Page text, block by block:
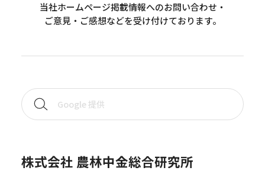
当社ホームページ掲載情報へのお問い合わせ・
ご意見・ご感想などを受け付けております。
株式会社 農林中金総合研究所